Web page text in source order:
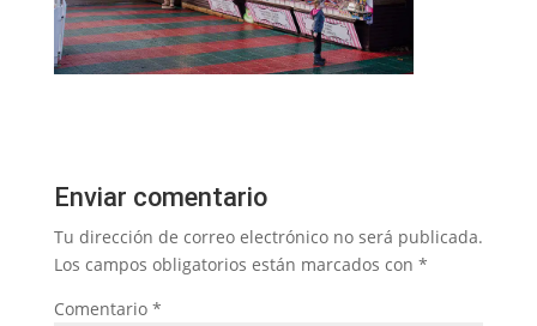
Enviar comentario
Tu dirección de correo electrónico no será publicada.
Los campos obligatorios están marcados con *
Comentario *